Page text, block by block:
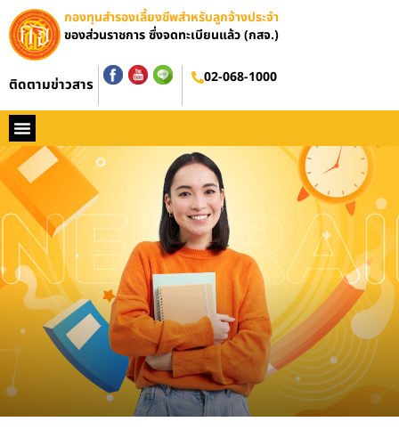
กองทุนสำรองเลี้ยงชีพสำหรับลูกจ้างประจำ
ของส่วนราชการ ซึ่งจดทะเบียนแล้ว (กสจ.)
ติดตามข่าวสาร 02-068-1000
อบรมออนไลน์